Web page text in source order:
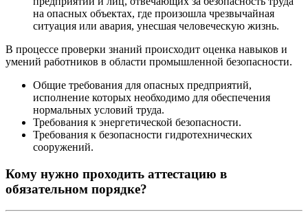
на опасных объектах, где произошла чрезвычайная
ситуация или авария, унесшая человеческую жизнь.
В процессе проверки знаний происходит оценка навыков и
умений работников в области промышленной безопасности.
Общие требования для опасных предприятий,
исполнение которых необходимо для обеспечения
нормальных условий труда.
Требования к энергетической безопасности.
Требования к безопасности гидротехнических
сооружений.
Кому нужно проходить аттестацию в
обязательном порядке?